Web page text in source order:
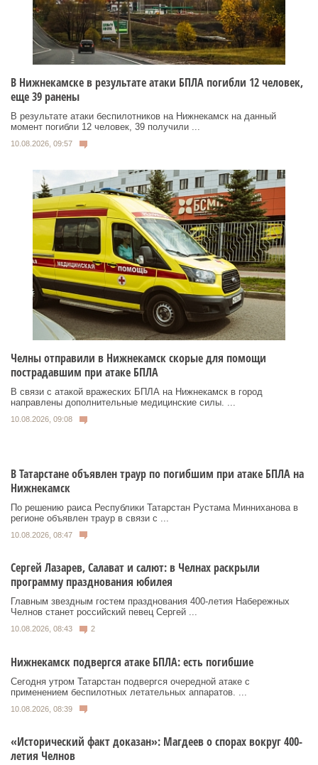
В Нижнекамске в результате атаки БПЛА погибли 12 человек,
еще 39 ранены
В результате атаки беспилотников на Нижнекамск на данный
момент погибли 12 человек, 39 получили ...
10.08.2026, 09:57
Челны отправили в Нижнекамск скорые для помощи
пострадавшим при атаке БПЛА
В связи с атакой вражеских БПЛА на Нижнекамск в город
направлены дополнительные медицинские силы. ...
10.08.2026, 09:08
В Татарстане объявлен траур по погибшим при атаке БПЛА на
Нижнекамск
По решению раиса Республики Татарстан Рустама Минниханова в
регионе объявлен траур в связи с ...
10.08.2026, 08:47
Сергей Лазарев, Салават и салют: в Челнах раскрыли
программу празднования юбилея
Главным звездным гостем празднования 400-летия Набережных
Челнов станет российский певец Сергей ...
10.08.2026, 08:43 2
Нижнекамск подвергся атаке БПЛА: есть погибшие
Сегодня утром Татарстан подвергся очередной атаке с
применением беспилотных летательных аппаратов. ...
10.08.2026, 08:39
«Исторический факт доказан»: Магдеев о спорах вокруг 400-
летия Челнов